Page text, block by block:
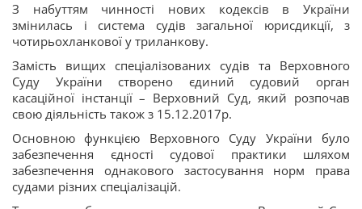
З набуттям чинності нових кодексів в України
змінилась і система судів загальної юрисдикції, з
чотирьохланкової у триланкову.
Замість вищих спеціалізованих судів та Верховного
Суду України створено єдиний судовий орган
касаційної інстанції – Верховний Суд, який розпочав
свою діяльність також з 15.12.2017р.
Основною функцією Верховного Суду України було
забезпечення єдності судової практики шляхом
забезпечення однакового застосування норм права
судами різних спеціалізацій.